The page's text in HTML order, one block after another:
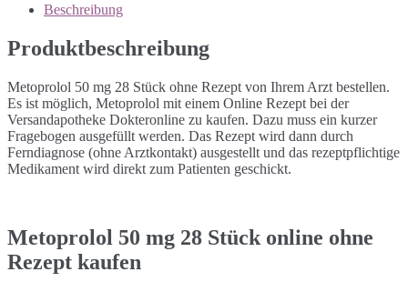
Beschreibung
Produktbeschreibung
Metoprolol 50 mg 28 Stück ohne Rezept von Ihrem Arzt bestellen.
Es ist möglich, Metoprolol mit einem Online Rezept bei der
Versandapotheke Dokteronline zu kaufen. Dazu muss ein kurzer
Fragebogen ausgefüllt werden. Das Rezept wird dann durch
Ferndiagnose (ohne Arztkontakt) ausgestellt und das rezeptpflichtige
Medikament wird direkt zum Patienten geschickt.
Metoprolol 50 mg 28 Stück online ohne
Rezept kaufen